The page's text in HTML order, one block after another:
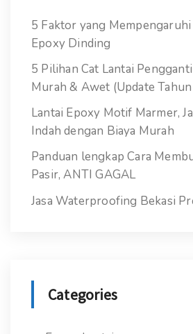
5 Faktor yang Mempengaruhi
Epoxy Dinding
5 Pilihan Cat Lantai
Murah & Awet (Update
Lantai Epoxy Motif Marmer,
Indah dengan Biaya Murah
Panduan lengkap Cara
Pasir, ANTI GAGAL
Jasa Waterproofing Bekasi
Categories